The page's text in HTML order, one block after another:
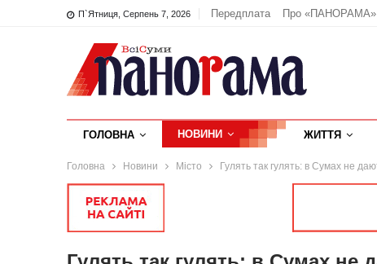
П`ятниця, Серпень 7, 2026 Передплата Про «ПАНОРАМА»
ГОЛОВНА НОВИНИ ЖИТТЯ
Головна Новини Місто Гулять так гулять: в Сумах не